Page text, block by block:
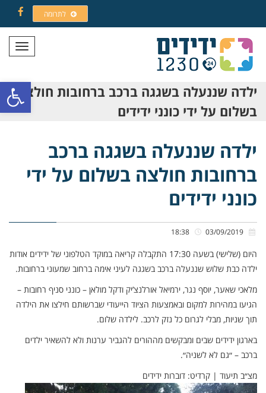
פתח
לתרומה
תפריט
ילדה שננעלה בשגגה ברכב ברחובות חולצה
בשלום על ידי כונני ידידים
ילדה שננעלה בשגגה ברכב
ברחובות חולצה בשלום על ידי
כונני ידידים
היום (שלישי) בשעה 17:30 התקבלה קריאה במוקד הטלפוני של ידידים אודות
ילדה כבת שלוש שננעלה ברכב בשגגה לעיני אימה ברחוב שמעוני ברחובות.
מלאכי שאער, יוסף נגר, ירמיאל אורלנצ’יק ודקל מולאן – כונני סניף רחובות –
הגיעו במהירות למקום ובאמצעות הציוד הייעודי שברשותם חילצו את הילדה
תוך שניות, מבלי לגרום כל נזק לרכב. לילדה שלום.
בארגון ידידים שבים ומבקשים מההורים להגביר ערנות ולא להשאיר ילדים
ברכב – ״גם לא לשניה״.
מצ״ב תיעוד | קרדיט: דוברות ידידים